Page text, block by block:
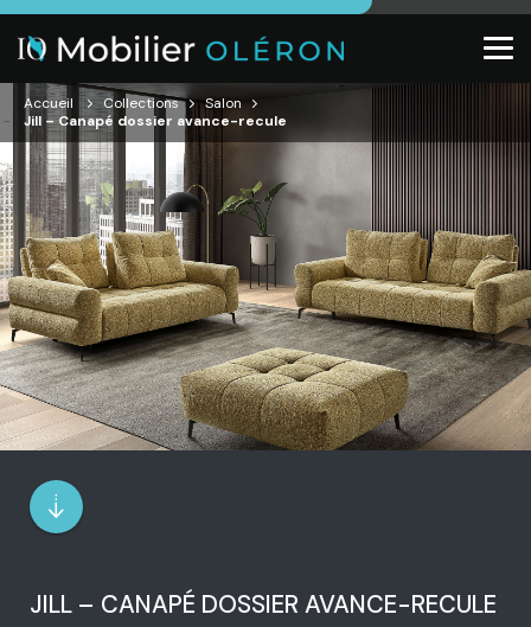
Accueil Collections
Salon
Jill – Canapé dossier avance-recule
JILL – CANAPÉ DOSSIER AVANCE-RECULE